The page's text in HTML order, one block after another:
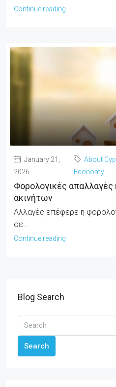
Continue reading
January 21,
2026
About
Economy
Φορολογικές απαλλαγές
ακινήτων
Αλλαγές επέφερε η
σε...
Continue reading
Blog Search
Search